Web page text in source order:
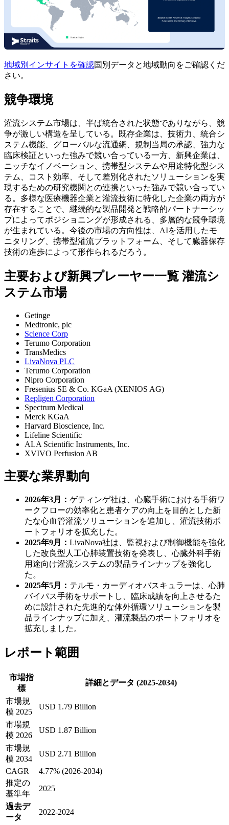
地域別インサイトを確認国別データと地域動向をご確認くだ
さい。
競争環境
灌流システム市場は、半ば統合された状態でありながら、競
争が激しい構造を呈している。既存企業は、技術力、統合シ
ステム機能、グローバルな流通網、規制当局の承認、強力な
臨床検証といった強みで競い合っている一方、新興企業は、
ニッチなイノベーション、携帯型システムや用途特化型シス
テム、コスト効率、そして差別化されたソリューションを実
現するための研究機関との連携といった強みで競い合ってい
る。多様な医療機器企業と灌流技術に特化した企業の両方が
存在することで、継続的な製品開発と戦略的パートナーシッ
プによってポジショニングが形成される、多層的な競争環境
が生まれている。今後の市場の方向性は、AIを活用したモ
ニタリング、携帯型灌流プラットフォーム、そして臓器保存
技術の進歩によって形作られるだろう。
主要および新興プレーヤー一覧 灌流シ
ステム市場
Getinge
Medtronic, plc
Science Corp
Terumo Corporation
TransMedics
LivaNova PLC
Terumo Corporation
Nipro Corporation
Fresenius SE & Co. KGaA (XENIOS AG)
Repligen Corporation
Spectrum Medical
Merck KGaA
Harvard Bioscience, Inc.
Lifeline Scientific
ALA Scientific Instruments, Inc.
XVIVO Perfusion AB
主要な業界動向
2026年3月： ゲティンゲ社は、心臓手術における手術ワ
ークフローの効率化と患者ケアの向上を目的とした新
たな心血管灌流ソリューションを追加し、灌流技術ポ
ートフォリオを拡充した。
2025年9月： LivaNova社は、監視および制御機能を強化
した改良型人工心肺装置技術を発表し、心臓外科手術
用途向け灌流システムの製品ラインナップを強化し
た。
2025年5月： テルモ・カーディオバスキュラーは、心肺
バイパス手術をサポートし、臨床成績を向上させるた
めに設計された先進的な体外循環ソリューションを製
品ラインナップに加え、灌流製品のポートフォリオを
拡充しました。
レポート範囲
市場指
標
詳細とデータ (2025-2034)
市場規
模 2025
USD 1.79 Billion
市場規
模 2026
USD 1.87 Billion
市場規
模 2034
USD 2.71 Billion
CAGR
4.77% (2026-2034)
推定の
基準年
2025
過去デ
ータ
2022-2024